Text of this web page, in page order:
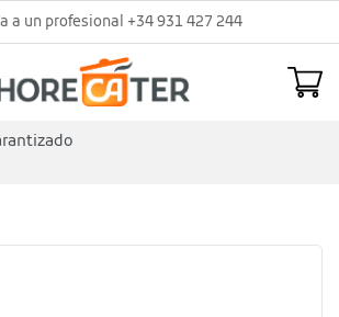
a un profesional +34 931 427 244